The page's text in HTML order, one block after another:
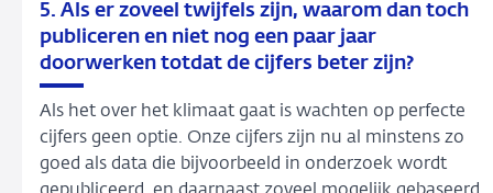
5. Als er zoveel twijfels zijn, waarom dan toch
publiceren en niet nog een paar jaar
doorwerken totdat de cijfers beter zijn?
Als het over het klimaat gaat is wachten op perfecte
cijfers geen optie. Onze cijfers zijn nu al minstens zo
goed als data die bijvoorbeeld in onderzoek wordt